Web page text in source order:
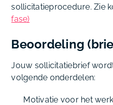
sollicitatieprocedure. Zie
fase)
Beoordeling
Jouw sollicitatiebrief
volgende onderdelen:
Motivatie voor het